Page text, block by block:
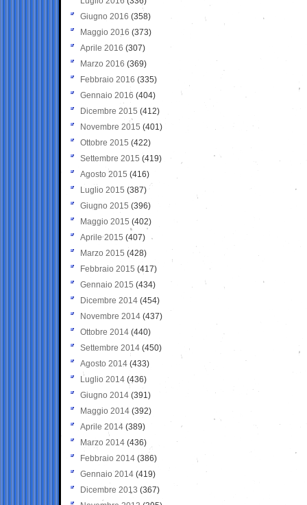
Giugno 2016 (358)
Maggio 2016 (373)
Aprile 2016 (307)
Marzo 2016 (369)
Febbraio 2016 (335)
Gennaio 2016 (404)
Dicembre 2015 (412)
Novembre 2015 (401)
Ottobre 2015 (422)
Settembre 2015 (419)
Agosto 2015 (416)
Luglio 2015 (387)
Giugno 2015 (396)
Maggio 2015 (402)
Aprile 2015 (407)
Marzo 2015 (428)
Febbraio 2015 (417)
Gennaio 2015 (434)
Dicembre 2014 (454)
Novembre 2014 (437)
Ottobre 2014 (440)
Settembre 2014 (450)
Agosto 2014 (433)
Luglio 2014 (436)
Giugno 2014 (391)
Maggio 2014 (392)
Aprile 2014 (389)
Marzo 2014 (436)
Febbraio 2014 (386)
Gennaio 2014 (419)
Dicembre 2013 (367)